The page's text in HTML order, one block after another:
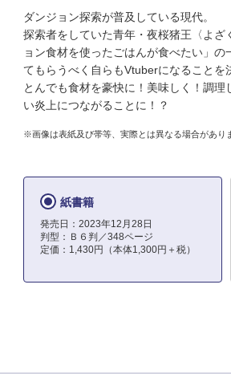
ダンジョン探索が普及している現代。
探索者をしていた青年・夜桜猪王〈よ
ョン食材を使ったごはんが食べたい」
てもらうべく自らもVtuberになることを
とんでも食材を豪快に！美味しく！調
い炎上につながることに！？
※画像は表紙及び帯等、実際とは異なる場合があり
紙書籍
発売日：2023年12月28日
判型：Ｂ６判／348ページ
定価：1,430円（本体1,300円＋税）